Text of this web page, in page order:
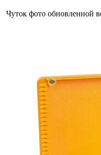
Чуток фото обновленной